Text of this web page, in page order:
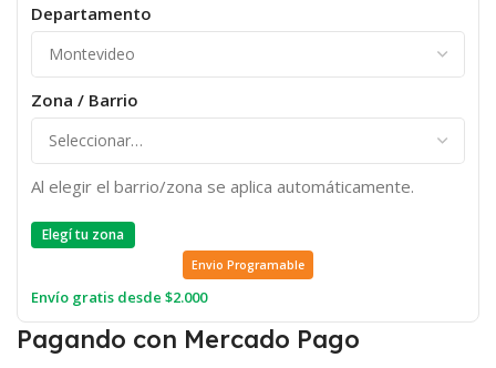
Departamento
Zona / Barrio
Al elegir el barrio/zona se aplica automáticamente.
Elegí tu zona
Envio Programable
Envío gratis desde $2.000
Pagando con Mercado Pago